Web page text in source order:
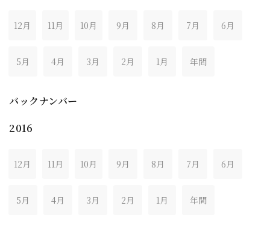
12月 11月 10月 9月 8月 7月 6月
5月 4月 3月 2月 1月 年間
バックナンバー
2016
12月 11月 10月 9月 8月 7月 6月
5月 4月 3月 2月 1月 年間